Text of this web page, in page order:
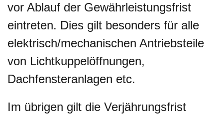
vor Ablauf der Gewährleistungsfrist
eintreten. Dies gilt besonders für alle
elektrisch/mechanischen Antriebsteile
von Lichtkuppelöffnungen,
Dachfensteranlagen etc.
Im übrigen gilt die Verjährungsfrist